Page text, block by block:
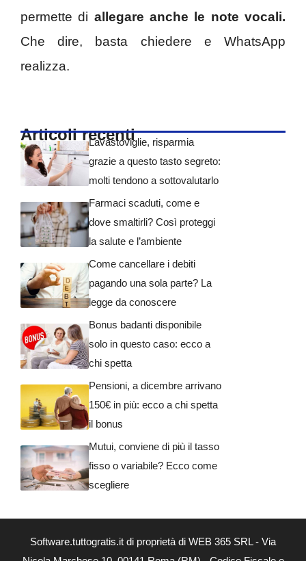
permette di allegare anche le note vocali.
Che dire, basta chiedere e WhatsApp
realizza.
Articoli recentiLavastoviglie, risparmia
grazie a questo tasto segreto:
molti tendono a sottovalutarlo
Farmaci scaduti, come e
dove smaltirli? Così proteggi
la salute e l’ambiente
Come cancellare i debiti
pagando una sola parte? La
legge da conoscere
Bonus badanti disponibile
solo in questo caso: ecco a
chi spetta
Pensioni, a dicembre arrivano
150€ in più: ecco a chi spetta
il bonus
Mutui, conviene di più il tasso
fisso o variabile? Ecco come
scegliere
Software.tuttogratis.it di proprietà di WEB 365 SRL - Via